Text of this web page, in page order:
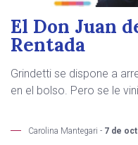
El Don Juan
Rentada
Grindetti se dispone a
en el bolso. Pero se le
Carolina Mantegari - 7 de